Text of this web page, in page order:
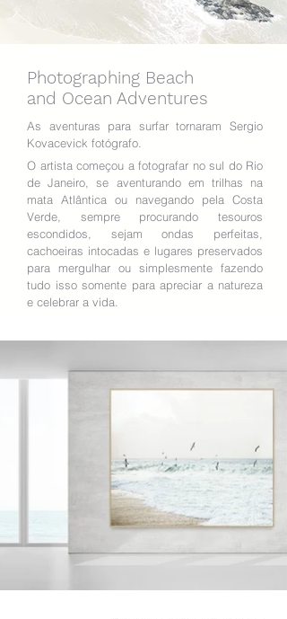
Photographing Beach
and Ocean Adventures
As aventuras para surfar tornaram Sergio
Kovacevick fotógrafo.
O artista começou a fotografar no sul do Rio
de Janeiro, se aventurando em trilhas na
mata Atlântica ou navegando pela Costa
Verde, sempre procurando tesouros
escondidos, sejam ondas perfeitas,
cachoeiras intocadas e lugares preservados
para mergulhar ou simplesmente fazendo
tudo isso somente para apreciar a natureza
e celebrar a vida.